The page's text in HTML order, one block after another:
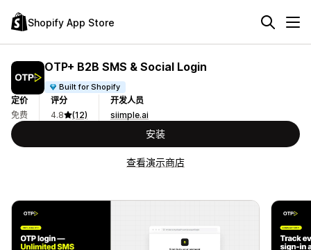
Shopify App Store
OTP+ B2B SMS & Social Login
Built for Shopify
定价
免费
评分
4.8
(12)
开发人员
siimple.ai
安装
查看演示商店